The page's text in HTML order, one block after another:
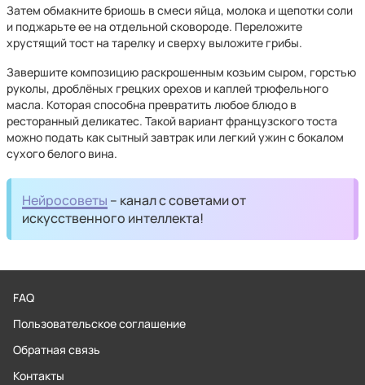
Затем обмакните бриошь в смеси яйца, молока и щепотки соли
и поджарьте ее на отдельной сковороде. Переложите
хрустящий тост на тарелку и сверху выложите грибы.
Завершите композицию раскрошенным козьим сыром, горстью
руколы, дроблёных грецких орехов и каплей трюфельного
масла. Которая способна превратить любое блюдо в
ресторанный деликатес. Такой вариант французского тоста
можно подать как сытный завтрак или легкий ужин с бокалом
сухого белого вина.
Нейросоветы – канал с советами от
искусственного интеллекта!
FAQ
Пользовательское соглашение
Обратная связь
Контакты